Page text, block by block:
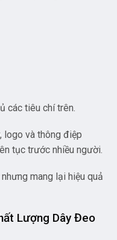
các tiêu chí trên.
logo và thông điệp
tục trước nhiều người.
mang lại hiệu quả
Lượng Dây Đeo